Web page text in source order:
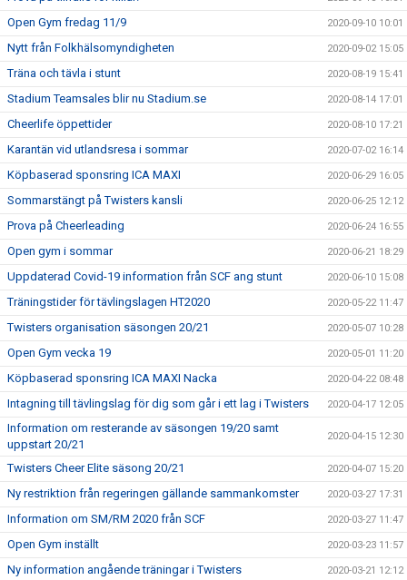
Open Gym fredag 11/9 2020-09-10 10:01
Nytt från Folkhälsomyndigheten 2020-09-02 15:05
Träna och tävla i stunt 2020-08-19 15:41
Stadium Teamsales blir nu Stadium.se 2020-08-14 17:01
Cheerlife öppettider 2020-08-10 17:21
Karantän vid utlandsresa i sommar 2020-07-02 16:14
Köpbaserad sponsring ICA MAXI 2020-06-29 16:05
Sommarstängt på Twisters kansli 2020-06-25 12:12
Prova på Cheerleading 2020-06-24 16:55
Open gym i sommar 2020-06-21 18:29
Uppdaterad Covid-19 information från SCF ang stunt 2020-06-10 15:08
Träningstider för tävlingslagen HT2020 2020-05-22 11:47
Twisters organisation säsongen 20/21 2020-05-07 10:28
Open Gym vecka 19 2020-05-01 11:20
Köpbaserad sponsring ICA MAXI Nacka 2020-04-22 08:48
Intagning till tävlingslag för dig som går i ett lag i Twisters 2020-04-17 12:05
Information om resterande av säsongen 19/20 samt
uppstart 20/21
2020-04-15 12:30
Twisters Cheer Elite säsong 20/21 2020-04-07 15:20
Ny restriktion från regeringen gällande sammankomster 2020-03-27 17:31
Information om SM/RM 2020 från SCF 2020-03-27 11:47
Open Gym inställt 2020-03-23 11:57
Ny information angående träningar i Twisters 2020-03-21 12:12